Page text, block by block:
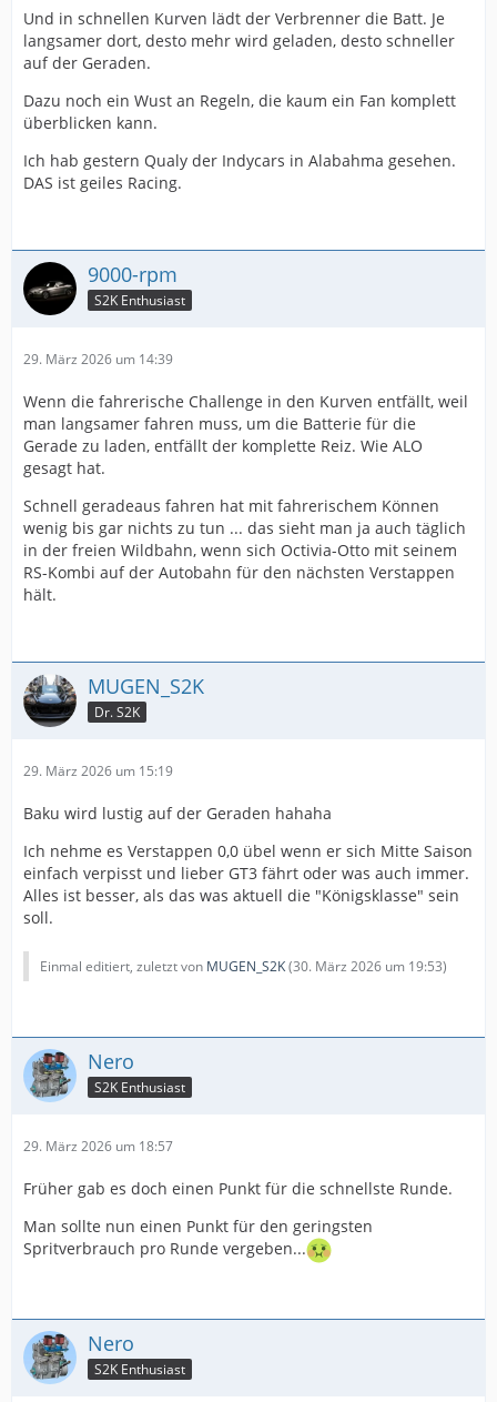
Und in schnellen Kurven lädt der Verbrenner die Batt. Je
langsamer dort, desto mehr wird geladen, desto schneller
auf der Geraden.
Dazu noch ein Wust an Regeln, die kaum ein Fan komplett
überblicken kann.
Ich hab gestern Qualy der Indycars in Alabahma gesehen.
DAS ist geiles Racing.
9000-rpm
S2K Enthusiast
29. März 2026 um 14:39
Wenn die fahrerische Challenge in den Kurven entfällt, weil
man langsamer fahren muss, um die Batterie für die
Gerade zu laden, entfällt der komplette Reiz. Wie ALO
gesagt hat.
Schnell geradeaus fahren hat mit fahrerischem Können
wenig bis gar nichts zu tun ... das sieht man ja auch täglich
in der freien Wildbahn, wenn sich Octivia-Otto mit seinem
RS-Kombi auf der Autobahn für den nächsten Verstappen
hält.
MUGEN_S2K
Dr. S2K
29. März 2026 um 15:19
Baku wird lustig auf der Geraden hahaha
Ich nehme es Verstappen 0,0 übel wenn er sich Mitte Saison
einfach verpisst und lieber GT3 fährt oder was auch immer.
Alles ist besser, als das was aktuell die "Königsklasse" sein
soll.
Einmal editiert, zuletzt von MUGEN_S2K(30. März 2026 um 19:53)
Nero
S2K Enthusiast
29. März 2026 um 18:57
Früher gab es doch einen Punkt für die schnellste Runde.
Man sollte nun einen Punkt für den geringsten
Spritverbrauch pro Runde vergeben...
Nero
S2K Enthusiast